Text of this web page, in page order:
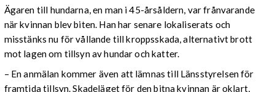
Ägaren till hundarna, en man i 45-årsåldern, var frånvarande
när kvinnan blev biten. Han har senare lokaliserats och
misstänks nu för vållande till kroppsskada, alternativt brott
mot lagen om tillsyn av hundar och katter.
– En anmälan kommer även att lämnas till Länsstyrelsen för
framtida tillsyn. Skadeläget för den bitna kvinnan är oklart,